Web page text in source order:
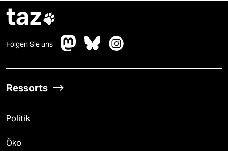
taz
Folgen Sie uns
Ressorts
Politik
Öko